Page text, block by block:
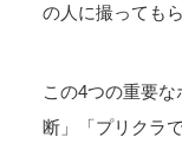
の人に撮っても
この4つの重要
断」「プリクラ